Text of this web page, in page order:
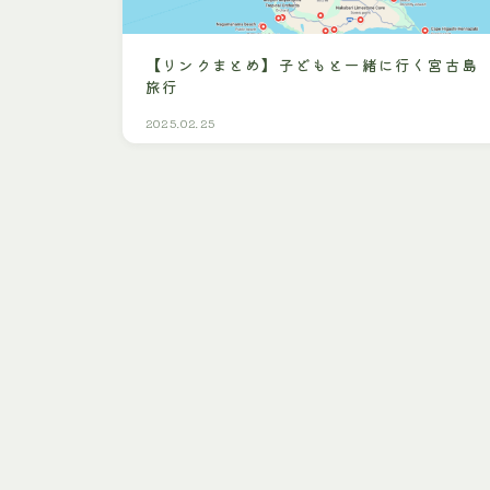
【リンクまとめ】子どもと一緒に行く宮古島
旅行
2025.02.25